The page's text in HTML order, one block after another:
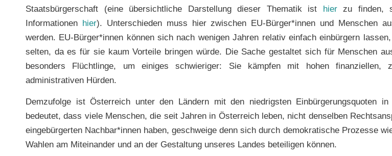
Staatsbürgerschaft (eine übersichtliche Darstellung dieser Thematik ist hierzu finden,
Informationen hier). Unterschieden muss hier zwischen EU-Bürger*innen und Menschen
werden. EU-Bürger*innen können sich nach wenigen Jahren relativ einfach einbürgern
selten, da es für sie kaum Vorteile bringen würde. Die Sache gestaltet sich für Menschen
besonders Flüchtlinge, um einiges schwieriger: Sie kämpfen mit hohen finanziellen,
administrativen Hürden.
Demzufolge ist Österreich unter den Ländern mit den niedrigsten Einbürgerungsquoten
bedeutet, dass viele Menschen, die seit Jahren in Österreich leben, nicht denselben
eingebürgerten Nachbar*innen haben, geschweige denn sich durch demokratische Prozesse
Wahlen am Miteinander und an der Gestaltung unseres Landes beteiligen können.